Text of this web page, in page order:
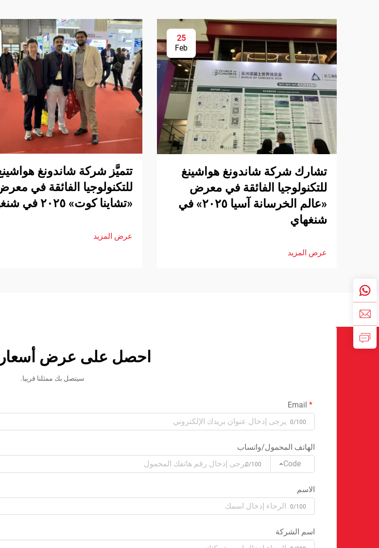
25
Feb
تشارك شركة شاندونغ هواشينغ
للتكنولوجيا الفائقة في معرض
«عالم الخرسانة آسيا ٢٠٢٥» في
شنغهاي
عرض المزيد
تتميَّز شركة شاندونغ
للتكنولوجيا الفائقة في
«تشاينا كوت» ٢٠٢٥ في شنغهاي
عرض المزيد
احصل على عرض
سيتصل بك ممثلنا قريبا.
0/100
الهاتف المحمول/واتساب
Code
0/100
الاسم
0/100
اسم الشركة